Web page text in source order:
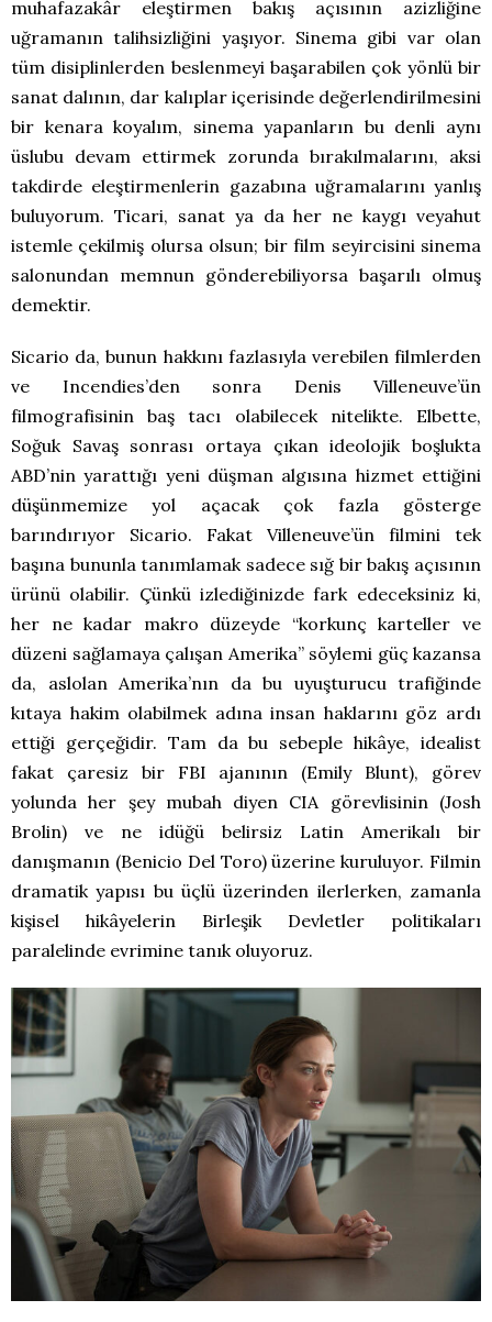
muhafazakâr eleştirmen bakış açısının azizliğine
uğramanın talihsizliğini yaşıyor. Sinema gibi var olan
tüm disiplinlerden beslenmeyi başarabilen çok yönlü bir
sanat dalının, dar kalıplar içerisinde değerlendirilmesini
bir kenara koyalım, sinema yapanların bu denli aynı
üslubu devam ettirmek zorunda bırakılmalarını, aksi
takdirde eleştirmenlerin gazabına uğramalarını yanlış
buluyorum. Ticari, sanat ya da her ne kaygı veyahut
istemle çekilmiş olursa olsun; bir film seyircisini sinema
salonundan memnun gönderebiliyorsa başarılı olmuş
demektir.
Sicario da, bunun hakkını fazlasıyla verebilen filmlerden
ve Incendies’den sonra Denis Villeneuve’ün
filmografisinin baş tacı olabilecek nitelikte. Elbette,
Soğuk Savaş sonrası ortaya çıkan ideolojik boşlukta
ABD’nin yarattığı yeni düşman algısına hizmet ettiğini
düşünmemize yol açacak çok fazla gösterge
barındırıyor Sicario. Fakat Villeneuve’ün filmini tek
başına bununla tanımlamak sadece sığ bir bakış açısının
ürünü olabilir. Çünkü izlediğinizde fark edeceksiniz ki,
her ne kadar makro düzeyde “korkunç karteller ve
düzeni sağlamaya çalışan Amerika” söylemi güç kazansa
da, aslolan Amerika’nın da bu uyuşturucu trafiğinde
kıtaya hakim olabilmek adına insan haklarını göz ardı
ettiği gerçeğidir. Tam da bu sebeple hikâye, idealist
fakat çaresiz bir FBI ajanının (Emily Blunt), görev
yolunda her şey mubah diyen CIA görevlisinin (Josh
Brolin) ve ne idüğü belirsiz Latin Amerikalı bir
danışmanın (Benicio Del Toro) üzerine kuruluyor. Filmin
dramatik yapısı bu üçlü üzerinden ilerlerken, zamanla
kişisel hikâyelerin Birleşik Devletler politikaları
paralelinde evrimine tanık oluyoruz.